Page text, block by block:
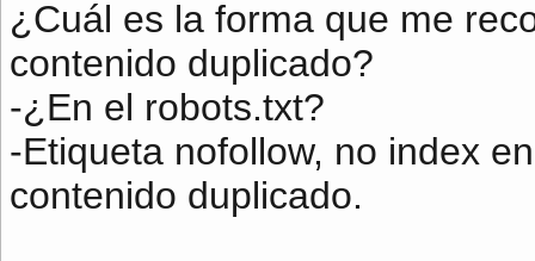
¿Cuál es la forma que me
contenido duplicado?
-¿En el robots.txt?
-Etiqueta nofollow, no index
contenido duplicado.